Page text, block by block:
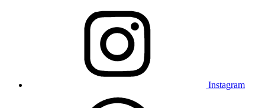
Instagram